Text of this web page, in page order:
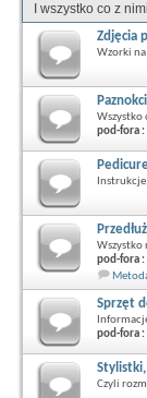
I wszystko co z
Zdjęcia
Wzorki na
Wszystko
pod-fora :
Wszystko
pod-fora :
Sprzęt
pod-fora :
Czyli